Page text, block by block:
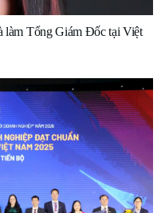
làm Tổng Giám Đốc tại Việt